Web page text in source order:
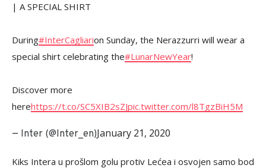
| A SPECIAL SHIRT
During#InterCagliarion Sunday, the Nerazzurri will wear a
special shirt celebrating the#LunarNewYear!
Discover more
herehttps://t.co/SC5XIB2sZJpic.twitter.com/l8TgzBiH5M
— Inter (@Inter_en)January 21, 2020
Kiks Intera u prošlom golu protiv Lećea i osvojen samo bod